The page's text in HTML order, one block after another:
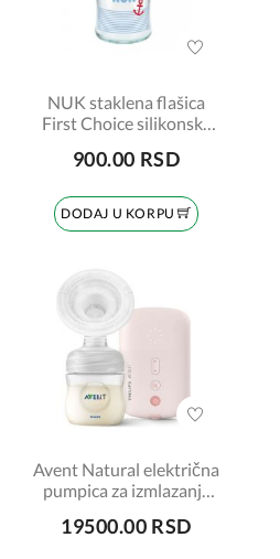
NUK staklena flašica
First Choice silikonska
900.00 RSD
DODAJ U KORPU
Avent Natural električna
pumpica za izmlazanje
19500.00 RSD